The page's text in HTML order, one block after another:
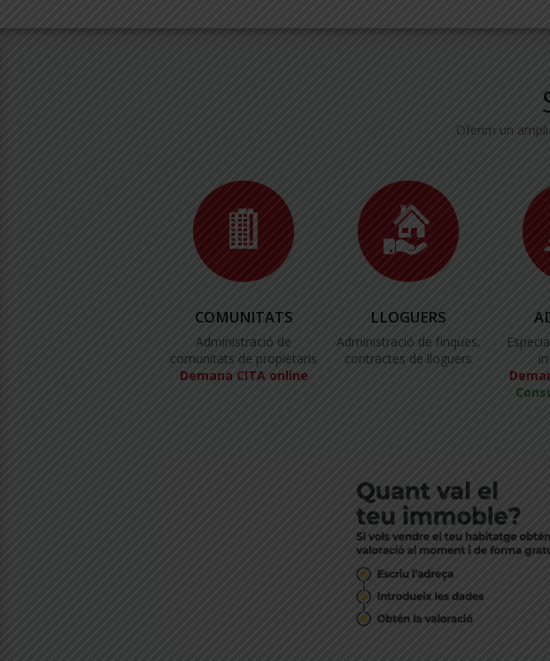
Oferim un
COMUNITATS
Administració de
comunitats de propietaris
Demana CITA online
LLOGUERS
Administració de finques,
contractes de lloguers